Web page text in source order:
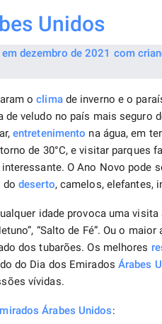
Unidos
oclimade inverno e o
de veludo no país mais seguro
entretenimento na água, em
de 30°C, e visitar
O Ano Novo pode
dodeserto, camelos, elefantes,
idade provoca uma visita
“Salto de Fé”. Ou o
dos tubarões. Os melhores
do Dia dos Emirados Árabes
vívidas.
Árabes Unidos: